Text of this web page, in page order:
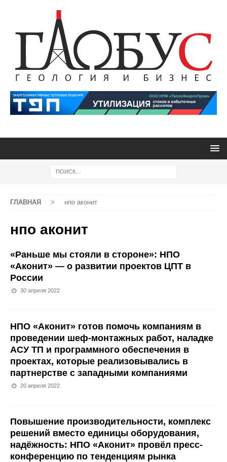
ГЛАВНАЯ > нпо аконит
нпо аконит
«Раньше мы стояли в стороне»: НПО
«Аконит» — о развитии проектов ЦПТ в
России
30 апреля 2022
НПО «Аконит» готов помочь компаниям в
проведении шеф-монтажных работ, наладке
АСУ ТП и программного обеспечения в
проектах, которые реализовывались в
партнерстве с западными компаниями
20 апреля 2022
Повышение производительности, комплекс
решений вместо единицы оборудования,
надёжность: НПО «Аконит» провёл пресс-
конференцию по тенденциям рынка